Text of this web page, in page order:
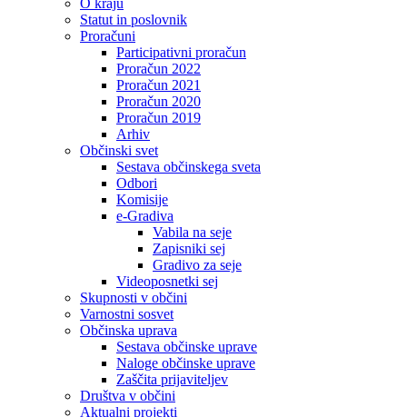
O kraju
Statut in poslovnik
Proračuni
Participativni proračun
Proračun 2022
Proračun 2021
Proračun 2020
Proračun 2019
Arhiv
Občinski svet
Sestava občinskega sveta
Odbori
Komisije
e-Gradiva
Vabila na seje
Zapisniki sej
Gradivo za seje
Videoposnetki sej
Skupnosti v občini
Varnostni sosvet
Občinska uprava
Sestava občinske uprave
Naloge občinske uprave
Zaščita prijaviteljev
Društva v občini
Aktualni projekti